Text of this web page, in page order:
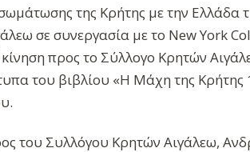
της Κρήτης με την Ελλάδα
σε συνεργασία με το New York
προς το Σύλλογο Κρητών
του βιβλίου «Η Μάχη της Κρήτης
του Συλλόγου Κρητών Αιγάλεω,